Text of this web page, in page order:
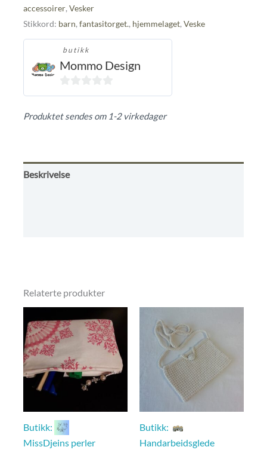
accessoirer, Vesker
Stikkord: barn, fantasitorget., hjemmelaget, Veske
butikk
Mommo Design
0
Produktet sendes om 1-2 virkedager
Beskrivelse
Relaterte produkter
Butikk:
MissDjeins perler
Butikk:
Handarbeidsglede